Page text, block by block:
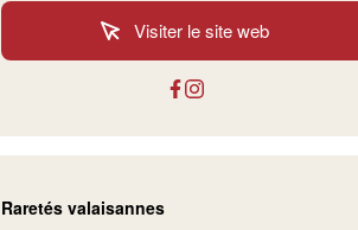
Visiter le site web
Raretés valaisannes